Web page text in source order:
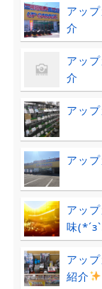
アッ
介
アッ
介
アッ
アッ
アッ
味
アッ
紹介